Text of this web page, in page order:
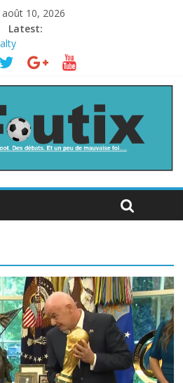
août 10, 2026
Latest:
le chaos
de la Coupe du monde à des fonds
monde
au football ?